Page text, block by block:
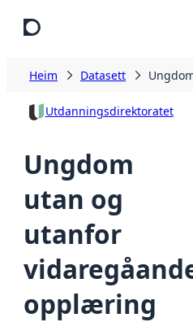
Heim Datasett
Utdanningsdirektoratet
Ungdom
utan og
utanfor
opplæring